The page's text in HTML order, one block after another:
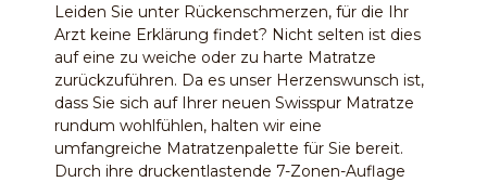
Leiden Sie unter Rückenschmerzen, für die Ihr
Arzt keine Erklärung findet? Nicht selten ist dies
auf eine zu weiche oder zu harte Matratze
zurückzuführen. Da es unser Herzenswunsch ist,
dass Sie sich auf Ihrer neuen Swisspur Matratze
rundum wohlfühlen, halten wir eine
umfangreiche Matratzenpalette für Sie bereit.
Durch ihre druckentlastende 7-Zonen-Auflage